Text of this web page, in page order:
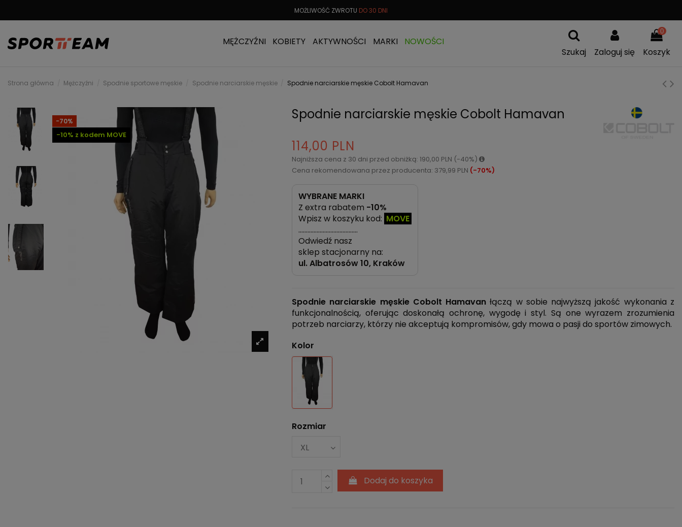
MOŻLIWOŚĆ ZWROTU DO 30 DNI
MĘŻCZYŹNI KOBIETY AKTYWNOŚCI MARKI
NOWOŚCI
Szukaj
Zaloguj się
0
Koszyk
Strona główna Mężczyźni Spodnie sportowe męskie Spodnie narciarskie męskie Spodnie narciarskie męskie Cobolt Hamavan
-70%
-10% z kodem MOVE
Spodnie narciarskie męskie Cobolt Hamavan
114,00 PLN
Najniższa cena z 30 dni przed obniżką: 190,00 PLN (-40%)
Cena rekomendowana przez producenta: 379,99 PLN (-70%)
WYBRANE MARKI
Z extra rabatem -10%
Wpisz w koszyku kod: MOVE
…………………………………
Odwiedź nasz
sklep stacjonarny na:
ul.Albatrosów 10, Kraków
Spodnie narciarskie męskie Cobolt Hamavan łączą w sobie najwyższą jakość wykonania z
funkcjonalnością, oferując doskonałą ochronę, wygodę i styl. Są one wyrazem zrozumienia
potrzeb narciarzy, którzy nie akceptują kompromisów, gdy mowa o pasji do sportów zimowych.
Kolor
Czarny
Rozmiar
Dodaj do koszyka